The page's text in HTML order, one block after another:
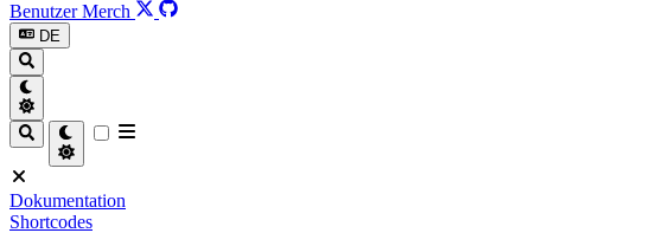
BenutzerMerch
DE
Dokumentation
Shortcodes